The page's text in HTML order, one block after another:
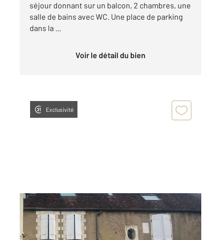
séjour donnant sur un balcon, 2 chambres, une
salle de bains avec WC. Une place de parking
dans la ...
Voir le détail du bien
Exclusivité
AUXERRE 89
36,80 m2, 2 pièces
Ref : 20375